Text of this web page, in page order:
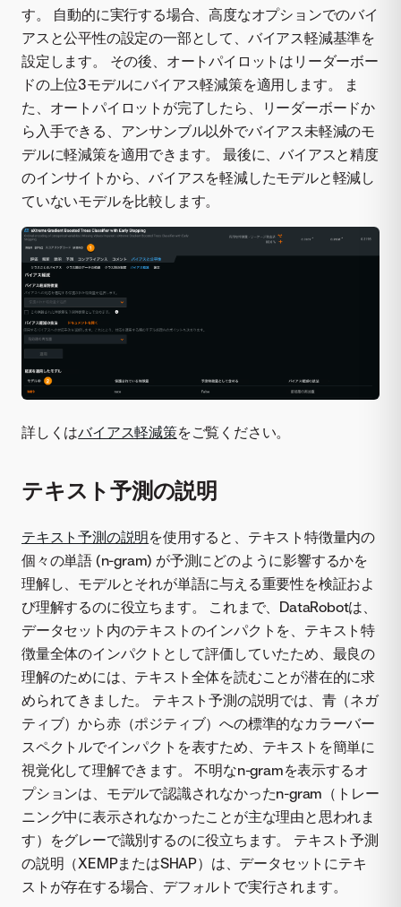
す。 自動的に実行する場合、高度なオプションでのバイ
アスと公平性の設定の一部として、バイアス軽減基準を
設定します。 その後、オートパイロットはリーダーボー
ドの上位3モデルにバイアス軽減策を適用します。 ま
た、オートパイロットが完了したら、リーダーボードか
ら入手できる、アンサンブル以外でバイアス未軽減のモ
デルに軽減策を適用できます。 最後に、バイアスと精度
のインサイトから、バイアスを軽減したモデルと軽減し
ていないモデルを比較します。
詳しくはバイアス軽減策をご覧ください。
テキスト予測の説明
テキスト予測の説明を使用すると、テキスト特徴量内の
個々の単語 (n-gram) が予測にどのように影響するかを
理解し、モデルとそれが単語に与える重要性を検証およ
び理解するのに役立ちます。 これまで、DataRobotは、
データセット内のテキストのインパクトを、テキスト特
徴量全体のインパクトとして評価していたため、最良の
理解のためには、テキスト全体を読むことが潜在的に求
められてきました。 テキスト予測の説明では、青（ネガ
ティブ）から赤（ポジティブ）への標準的なカラーバー
スペクトルでインパクトを表すため、テキストを簡単に
視覚化して理解できます。 不明なn-gramを表示するオ
プションは、モデルで認識されなかったn-gram（トレー
ニング中に表示されなかったことが主な理由と思われま
す）をグレーで識別するのに役立ちます。 テキスト予測
の説明（XEMPまたはSHAP）は、データセットにテキ
ストが存在する場合、デフォルトで実行されます。